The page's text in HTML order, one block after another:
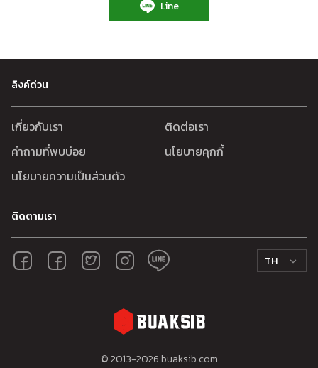
Line
ลิงค์ด่วน
เกี่ยวกับเรา
ติดต่อเรา
คำถามที่พบบ่อย
นโยบายคุกกี้
นโยบายความเป็นส่วนตัว
ติดตามเรา
TH
© 2013-2026buaksib.com